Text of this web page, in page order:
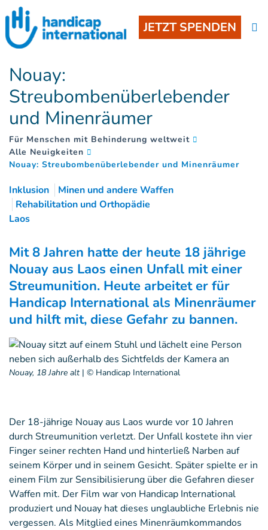
JETZT SPENDEN
Nouay:
Streubombenüberlebender
und Minenräumer
Für Menschen mit Behinderung weltweit
Alle Neuigkeiten
Nouay: Streubombenüberlebender und Minenräumer(
Inklusion
Minen und andere Waffen
Rehabilitation und Orthopädie
Laos
Mit 8 Jahren hatte der heute 18 jährige
Nouay aus Laos einen Unfall mit einer
Streumunition. Heute arbeitet er für
Handicap International als Minenräumer
und hilft mit, diese Gefahr zu bannen.
Nouay, 18 Jahre alt| © Handicap International
Der 18-jährige Nouay aus Laos wurde vor 10 Jahren
durch Streumunition verletzt. Der Unfall kostete ihn vier
Finger seiner rechten Hand und hinterließ Narben auf
seinem Körper und in seinem Gesicht. Später spielte er in
einem Film zur Sensibilisierung über die Gefahren dieser
Waffen mit. Der Film war von Handicap International
produziert und Nouay hat dieses unglaubliche Erlebnis nie
vergessen. Als Mitglied eines Minenräumkommandos